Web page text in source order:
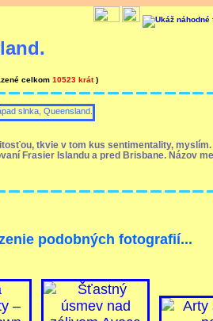
celkom 10523 krát)
tkvie v tom kus sentimentality, myslím.
Frasier Islandu a pred Brisbane. Názov
podobných fotografií...